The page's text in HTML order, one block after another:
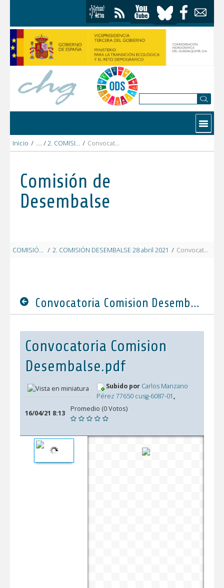
Contactar
Inicio / 2. COMISIÓN DESEMBALSE 28 abril 2021 / Convocatoria Comision Desembalse.pdf
Comisión de
Desembalse
COMISIÓN DESEMBALSE 2021 / 2. COMISIÓN DESEMBALSE 28 abril 2021 / Convocatoria Comision Desembalse.pdf
Convocatoria Comision Desembalse.pdf
Convocatoria Comision
Desembalse.pdf
Subido por Carlos Manzano
Pérez 77650 cusg-6087-01 ,
16/04/21 8:13
Promedio (0 Votos)